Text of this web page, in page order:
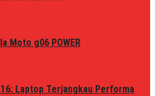
Moto g06 POWER
Laptop Terjangkau Performa